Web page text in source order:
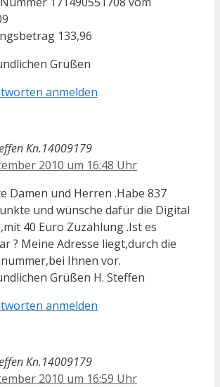
133,96
Grüßen
anmelden
Kn.14009179
2010 um 16:48 Uhr
Damen und Herren .Habe 837
und wünsche dafür die Digital
40 Euro Zuzahlung .Ist es
? Meine Adresse liegt,durch die
Ihnen vor.
Grüßen H. Steffen
anmelden
Kn.14009179
2010 um 16:59 Uhr